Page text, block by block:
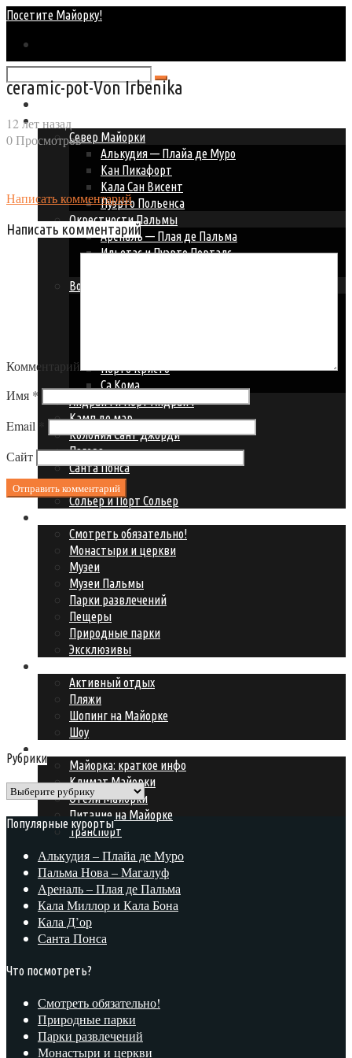
Посетите Майорку!
Курорты Майорки
Север Майорки
Алькудия — Плайа де Муро
Кан Пикафорт
Кала Сан Висент
Пуэрто Польенса
Окрестности Пальмы
Ареналь — Плая де Пальма
Ильетас и Пуэрто Порталс
Восточное побережье
Порто Кристо
Са Кома
Андрайч и Порт Андрайч
Камп де мар
Колония Сант Джорди
Пагера
Санта Понса
Сант Эльм
Сольер и Порт Сольер
Смотреть обязательно!
Монастыри и церкви
Музеи
Музеи Пальмы
Парки развлечений
Пещеры
Природные парки
Эксклюзивы
Активный отдых
Пляжи
Шопинг на Майорке
Шоу
Майорка: краткое инфо
Климат Майорки
Отели Майорки
Питание на Майорке
Транспорт
ceramic-pot-Von Irbenika
12 лет назад
0 Просмотров
Написать комментарий
Написать комментарий
Комментарий
Имя *
Email
Сайт
Рубрики
Рубрики
Популярные курорты
Алькудия – Плайа де Муро
Пальма Нова – Магалуф
Ареналь – Плая де Пальма
Кала Миллор и Кала Бона
Кала Д’ор
Санта Понса
Что посмотреть?
Смотреть обязательно!
Природные парки
Парки развлечений
Монастыри и церкви